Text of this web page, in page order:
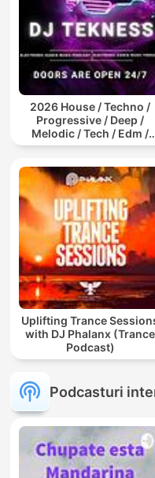
2026 House / Techno /
Progressive / Deep /
Melodic / Tech / Edm /
Afro / ibiza DJ Mix / Set /
Dance Musi
Uplifting Trance
with DJ Phalanx (Trance
Podcast)
Podcasturi